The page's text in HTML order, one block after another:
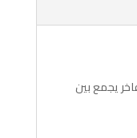
يجمع بين